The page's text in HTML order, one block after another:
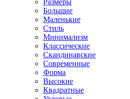
Размеры
Большие
Маленькие
Стиль
Минимализм
Классические
Скандинавские
Современные
Форма
Высокие
Квадратные